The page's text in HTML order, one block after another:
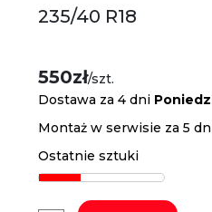
235/40 R18
550zł/szt.
Dostawa za 4 dni
Montaż w serwisie za 5
Ostatnie sztuki